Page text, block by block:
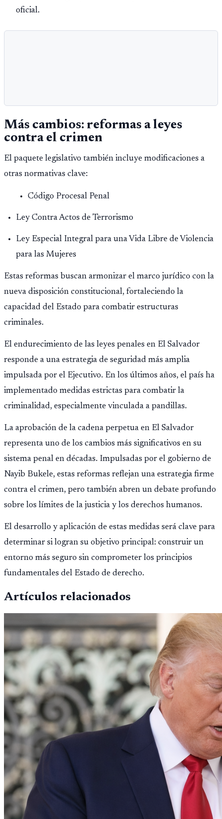
oficial.
Más cambios: reformas a leyes
contra el crimen
El paquete legislativo también incluye modificaciones a
otras normativas clave:
Código Procesal Penal
Ley Contra Actos de Terrorismo
Ley Especial Integral para una Vida Libre de Violencia
para las Mujeres
Estas reformas buscan armonizar el marco jurídico con la
nueva disposición constitucional, fortaleciendo la
capacidad del Estado para combatir estructuras
criminales.
El endurecimiento de las leyes penales en El Salvador
responde a una estrategia de seguridad más amplia
impulsada por el Ejecutivo. En los últimos años, el país ha
implementado medidas estrictas para combatir la
criminalidad, especialmente vinculada a pandillas.
La aprobación de la cadena perpetua en El Salvador
representa uno de los cambios más significativos en su
sistema penal en décadas. Impulsadas por el gobierno de
Nayib Bukele, estas reformas reflejan una estrategia firme
contra el crimen, pero también abren un debate profundo
sobre los límites de la justicia y los derechos humanos.
El desarrollo y aplicación de estas medidas será clave para
determinar si logran su objetivo principal: construir un
entorno más seguro sin comprometer los principios
fundamentales del Estado de derecho.
Artículos relacionados